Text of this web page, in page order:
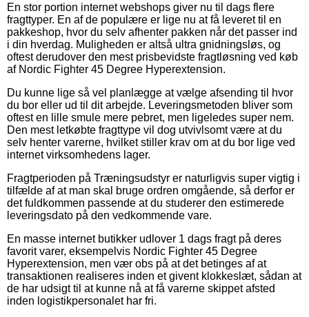
En stor portion internet webshops giver nu til dags flere
fragttyper. En af de populære er lige nu at få leveret til en
pakkeshop, hvor du selv afhenter pakken når det passer ind
i din hverdag. Muligheden er altså ultra gnidningsløs, og
oftest derudover den mest prisbevidste fragtløsning ved køb
af Nordic Fighter 45 Degree Hyperextension.
Du kunne lige så vel planlægge at vælge afsending til hvor
du bor eller ud til dit arbejde. Leveringsmetoden bliver som
oftest en lille smule mere pebret, men ligeledes super nem.
Den mest letkøbte fragttype vil dog utvivlsomt være at du
selv henter varerne, hvilket stiller krav om at du bor lige ved
internet virksomhedens lager.
Fragtperioden på Træningsudstyr er naturligvis super vigtig i
tilfælde af at man skal bruge ordren omgående, så derfor er
det fuldkommen passende at du studerer den estimerede
leveringsdato på den vedkommende vare.
En masse internet butikker udlover 1 dags fragt på deres
favorit varer, eksempelvis Nordic Fighter 45 Degree
Hyperextension, men vær obs på at det betinges af at
transaktionen realiseres inden et givent klokkeslæt, sådan at
de har udsigt til at kunne nå at få varerne skippet afsted
inden logistikpersonalet har fri.